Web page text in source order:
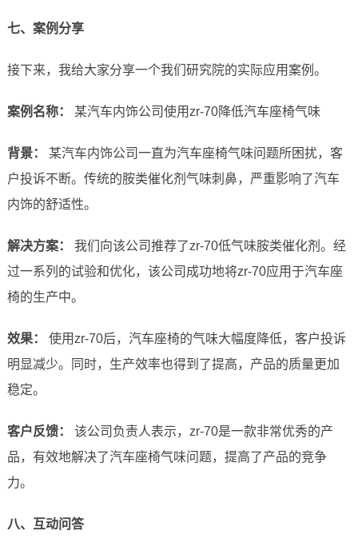
七、案例分享
接下来，我给大家分享一个我们研究院的实际应用案例。
案例名称： 某汽车内饰公司使用zr-70降低汽车座椅气味
背景：
某汽车内饰公司一直为汽车座椅气味问题所困扰，客
户投诉不断。传统的胺类催化剂气味刺鼻，严重影响了汽车
内饰的舒适性。
解决方案：
我们向该公司推荐了zr-70低气味胺类催化剂。经
过一系列的试验和优化，该公司成功地将zr-70应用于汽车座
椅的生产中。
效果：
使用zr-70后，汽车座椅的气味大幅度降低，客户投诉
明显减少。同时，生产效率也得到了提高，产品的质量更加
稳定。
客户反馈：
该公司负责人表示，zr-70是一款非常优秀的产
品，有效地解决了汽车座椅气味问题，提高了产品的竞争
力。
八、互动问答